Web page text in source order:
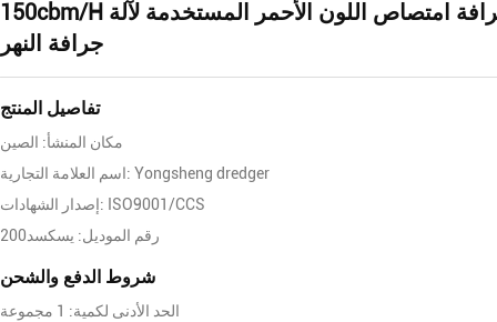
150cbm/H سفينة جرافة امتصاص اللون الأحمر المستخدمة لآلة
جرافة النهر
تفاصيل المنتج
مكان المنشأ: الصين
اسم العلامة التجارية: Yongsheng dredger
إصدار الشهادات: ISO9001/CCS
رقم الموديل: يسكسد200
شروط الدفع والشحن
الحد الأدنى لكمية: 1 مجموعة